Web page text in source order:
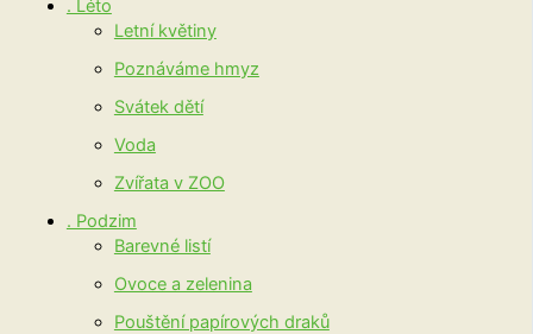
. Léto
Letní květiny
Poznáváme hmyz
Svátek dětí
Voda
Zvířata v ZOO
. Podzim
Barevné listí
Ovoce a zelenina
Pouštění papírových draků